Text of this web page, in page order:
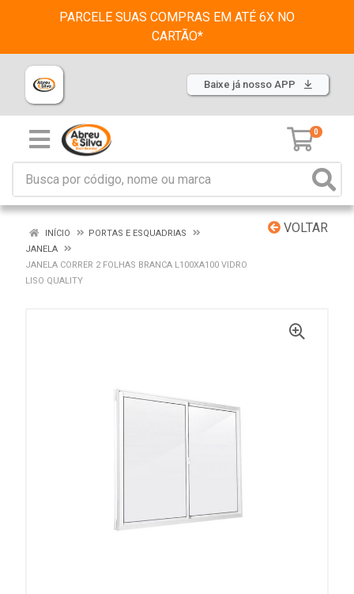
PARCELE SUAS COMPRAS EM ATÉ 6X NO
CARTÃO*
Baixe já nosso APP
0
VOLTAR
INÍCIO
PORTAS E ESQUADRIAS
JANELA
JANELA CORRER 2 FOLHAS BRANCA L100XA100 VIDRO
LISO QUALITY